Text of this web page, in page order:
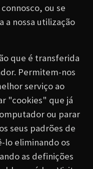
ou se
a nossa utilização
que é transferida
Permitem-nos
serviço ao
"cookies" que já
ou parar
seus padrões de
lo eliminando os
as definições